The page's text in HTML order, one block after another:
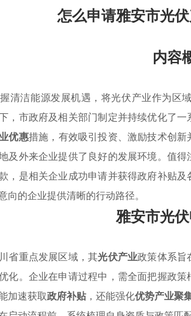
怎么申请雅安市光
内容
清洁能源发展机遇，将光伏产业作为区
，市政府及相关部门制定并持续优化了
优惠措施，有效吸引投资、激励技术创
及外来企业提供了良好的发展环境。值
，是相关企业成功申请并获得政府补贴
向的企业提供清晰的行动路径。
雅安市光
省重点发展区域，其光伏产业政策体系旨
化。企业在申请过程中，需全面把握政
加速获取政府补贴，还能强化优势产业聚